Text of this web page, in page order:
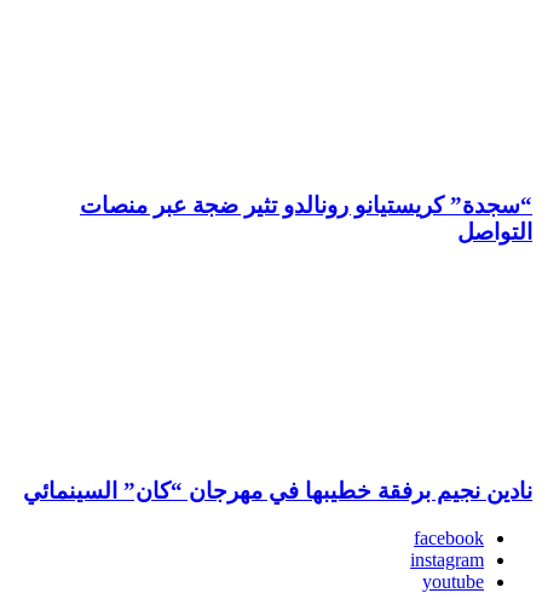
“سجدة” كريستيانو رونالدو تثير ضجة عبر منصات
التواصل
نادين نجيم برفقة خطيبها في مهرجان “كان” السينمائي
facebook
instagram
youtube